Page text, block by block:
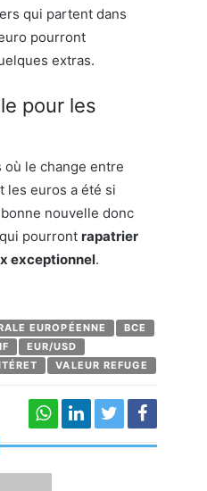
qui partent dans
pourront
extras.
pour les
où le change entre
les euros a été si
nouvelle donc
pourront rapatrier
exceptionnel.
EUROPÉENNE
BCE
EUR/USD
VALEUR REFUGE